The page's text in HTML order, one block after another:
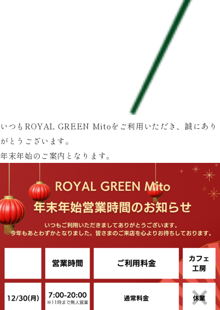
いつもROYAL GREEN Mitoをご利用いただき、誠にあり
がとうございます。
年末年始のご案内となります。